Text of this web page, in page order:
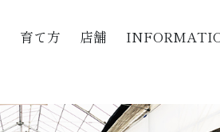
育て方 店舗